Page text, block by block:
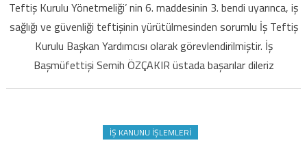
başkan
yardımcısı
için
Teftiş Kurulu Yönetmeliği’ nin 6. maddesinin 3. bendi uyarınca, iş
sağlığı ve güvenliği teftişinin yürütülmesinden sorumlu İş Teftiş
Kurulu Başkan Yardımcısı olarak görevlendirilmiştir. İş
Başmüfettişi Semih ÖZÇAKIR üstada başarılar dileriz
İŞ KANUNU İŞLEMLERI